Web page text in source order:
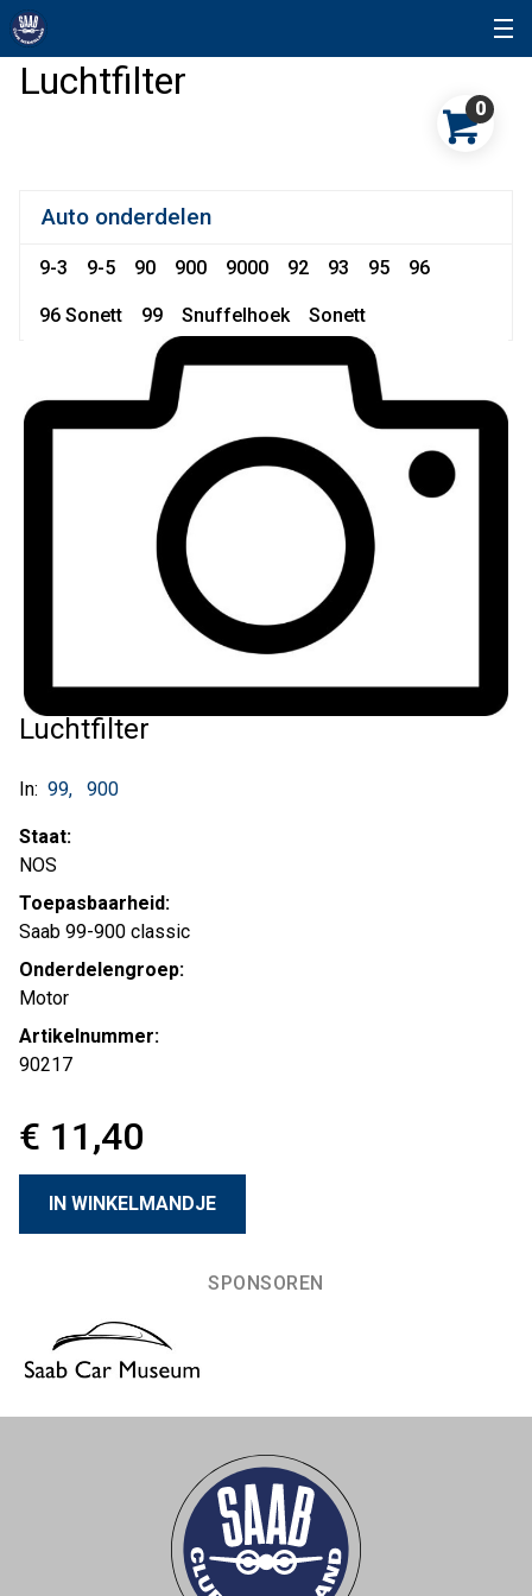
Luchtfilter
0
Auto onderdelen
9-3 9-5 90 900 9000 92 93 95 96
96 Sonett 99 Snuffelhoek Sonett
Luchtfilter
In: 99 900
Staat:
NOS
Toepasbaarheid:
Saab 99-900 classic
Onderdelengroep:
Motor
Artikelnummer:
90217
€ 11,40
SPONSOREN